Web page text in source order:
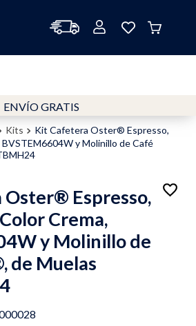
ENVÍO GRATIS
Kits
Kit Cafetera Oster® Espresso,
y Molinillo de Café
Espresso,
Crema,
y Molinillo de
de Muelas